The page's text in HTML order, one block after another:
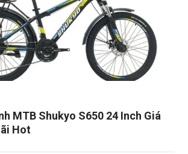
MTB Shukyo S650 24 Inch Giá
Hot